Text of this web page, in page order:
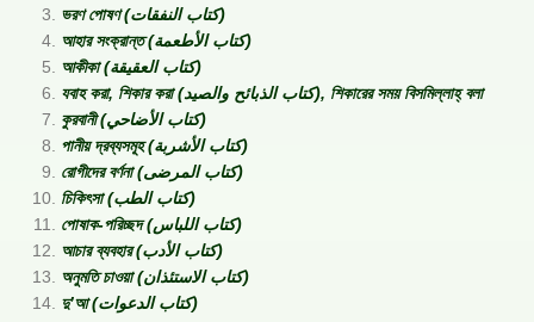
ভরণ পোষণ (كتاب النفقات)
আহার সংক্রান্ত (كتاب الأطعمة)
আকীকা (كتاب العقيقة)
যবাহ করা, শিকার করা (كتاب الذبائح والصيد), শিকারের সময় বিসমিল্লাহ্‌ বলা
কুরবানী (كتاب الأضاحي)
পানীয় দ্রব্যসমূহ (كتاب الأشربة)
রোগীদের বর্ণনা (كتاب المرضى)
চিকিৎসা (كتاب الطب)
পোষাক-পরিচ্ছদ (كتاب اللباس)
আচার ব্যবহার (كتاب الأدب)
অনুমতি চাওয়া (كتاب الاستئذان)
দু’আ (كتاب الدعوات)